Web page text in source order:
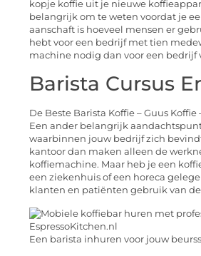
kopje koffie uit je nieuwe
belangrijk om te weten voordat je
aanschaft is hoeveel mensen er
hebt voor een bedrijf met tien
machine nodig dan voor een bedrijf
Barista Cursus
De Beste Barista Koffie – Guus Koffie
Een ander belangrijk
waarbinnen jouw bedrijf zich
kantoor dan maken alleen de
koffiemachine. Maar heb je een
een ziekenhuis of een horeca
klanten en patiënten gebruik van
Een barista inhuren voor jouw